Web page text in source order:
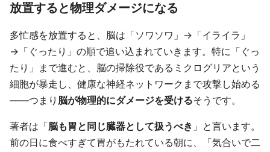
放置すると物理ダメージになる
多忙感を放置すると、脳は「ソワソワ」→「イライラ」
→「ぐったり」の順で追い込まれていきます。特に「ぐっ
たり」まで進むと、脳の掃除役であるミクログリアという
細胞が暴走し、健康な神経ネットワークまで攻撃し始める
——つまり 脳が物理的にダメージを受けるそうです。
著者は「脳も胃と同じ臓器として扱うべき 」と言います。
前の日に食べすぎて胃がもたれている朝に、「気合いで二